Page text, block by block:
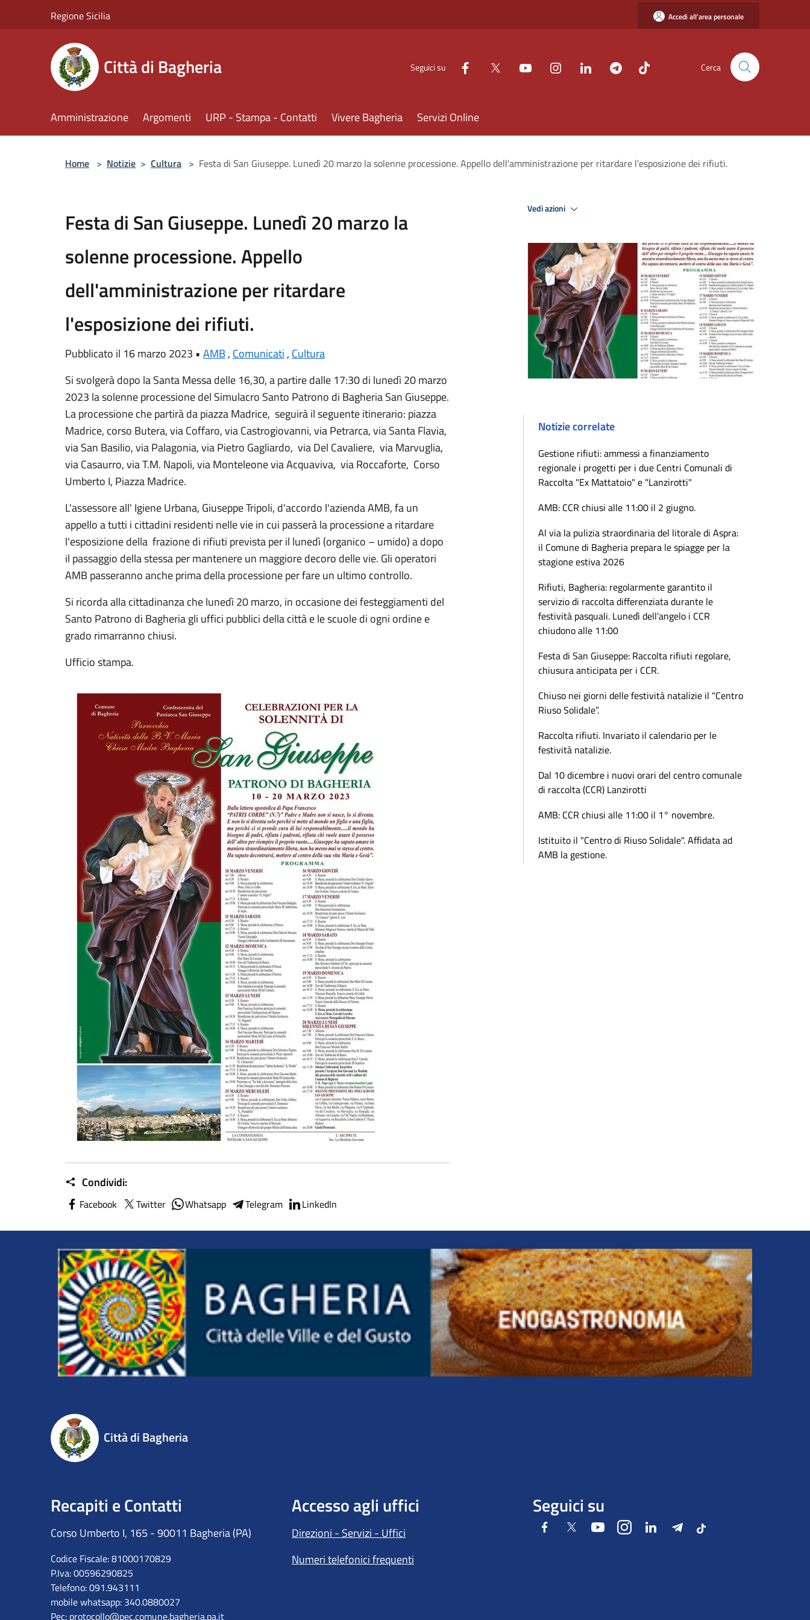
Regione Sicilia Accedi all'area personale
Città di Bagheria Seguici su Cerca
Amministrazione Argomenti URP - Stampa - Contatti Vivere Bagheria Servizi Online
Home > Notizie > Cultura > Festa di San Giuseppe. Lunedì 20 marzo la solenne processione. Appello dell'amministrazione per ritardare l'esposizione dei rifiuti.
Festa di San Giuseppe. Lunedì 20 marzo la
solenne processione. Appello
dell'amministrazione per ritardare
l'esposizione dei rifiuti.
Pubblicato il 16 marzo 2023 • AMB, Comunicati , Cultura
Si svolgerà dopo la Santa Messa delle 16,30, a partire dalle 17:30 di lunedì 20 marzo
2023 la solenne processione del Simulacro Santo Patrono di Bagheria San Giuseppe.
La processione che partirà da piazza Madrice, seguirà il seguente itinerario: piazza
Madrice, corso Butera, via Coffaro, via Castrogiovanni, via Petrarca, via Santa Flavia,
via San Basilio, via Palagonia, via Pietro Gagliardo, via Del Cavaliere, via Marvuglia,
via Casaurro, via T.M. Napoli, via Monteleone via Acquaviva, via Roccaforte, Corso
Umberto I, Piazza Madrice.
L'assessore all' Igiene Urbana, Giuseppe Tripoli, d'accordo l'azienda AMB, fa un
appello a tutti i cittadini residenti nelle vie in cui passerà la processione a ritardare
l'esposizione della frazione di rifiuti prevista per il lunedì (organico – umido) a dopo
il passaggio della stessa per mantenere un maggiore decoro delle vie. Gli operatori
AMB passeranno anche prima della processione per fare un ultimo controllo.
Si ricorda alla cittadinanza che lunedì 20 marzo, in occasione dei festeggiamenti del
Santo Patrono di Bagheria gli uffici pubblici della città e le scuole di ogni ordine e
grado rimarranno chiusi.
Ufficio stampa.
Condividi:
Facebook Twitter Whatsapp Telegram LinkedIn
Vedi azioni
Notizie correlate
Gestione rifiuti: ammessi a finanziamento
regionale i progetti per i due Centri Comunali di
Raccolta "Ex Mattatoio" e "Lanzirotti"
AMB: CCR chiusi alle 11:00 il 2 giugno.
Al via la pulizia straordinaria del litorale di Aspra:
il Comune di Bagheria prepara le spiagge per la
stagione estiva 2026
Rifiuti, Bagheria: regolarmente garantito il
servizio di raccolta differenziata durante le
festività pasquali. Lunedì dell'angelo i CCR
chiudono alle 11:00
Festa di San Giuseppe: Raccolta rifiuti regolare,
chiusura anticipata per i CCR.
Chiuso nei giorni delle festività natalizie il “Centro
Riuso Solidale”.
Raccolta rifiuti. Invariato il calendario per le
festività natalizie.
Dal 10 dicembre i nuovi orari del centro comunale
di raccolta (CCR) Lanzirotti
AMB: CCR chiusi alle 11:00 il 1° novembre.
Istituito il "Centro di Riuso Solidale". Affidata ad
AMB la gestione.
Città di Bagheria
Recapiti e Contatti
Corso Umberto I, 165 - 90011 Bagheria (PA)
Codice Fiscale: 81000170829
P.Iva: 00596290825
Telefono: 091.943111
mobile whatsapp: 340.0880027
Pec: protocollo@pec.comune.bagheria.pa.it
Accesso agli uffici
Direzioni - Servizi - Uffici
Numeri telefonici frequenti
Seguici su
FacebookTwitter YoutubeInstagramLinkedIn Telegram
Tiktok